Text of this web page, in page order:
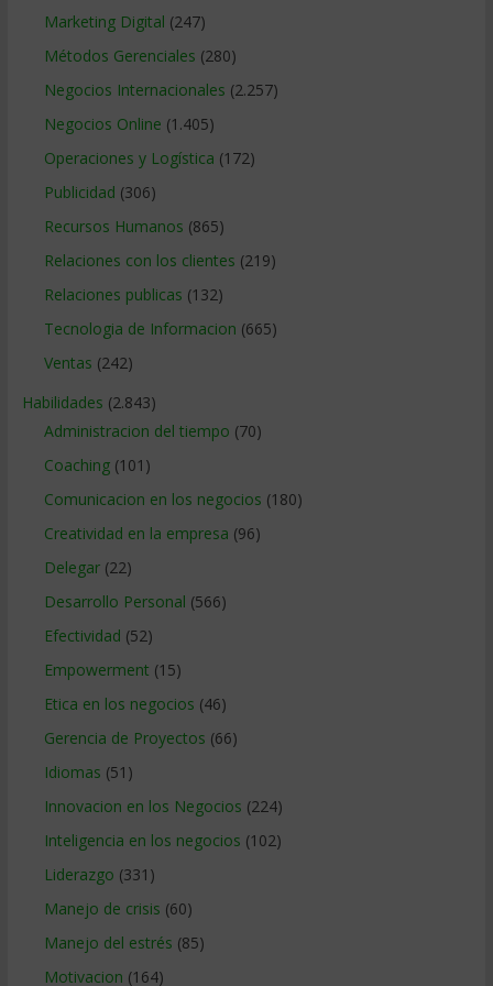
Marketing Digital (247)
Métodos Gerenciales (280)
Negocios Internacionales (2.257)
Negocios Online (1.405)
Operaciones y Logística (172)
Publicidad (306)
Recursos Humanos (865)
Relaciones con los clientes (219)
Relaciones publicas (132)
Tecnologia de Informacion (665)
Ventas (242)
Habilidades (2.843)
Administracion del tiempo (70)
Coaching(101)
Comunicacion en los negocios (180)
Creatividad en la empresa (96)
Delegar(22)
Desarrollo Personal (566)
Efectividad (52)
Empowerment (15)
Etica en los negocios (46)
Gerencia de Proyectos (66)
Idiomas (51)
Innovacion en los Negocios (224)
Inteligencia en los negocios (102)
Liderazgo (331)
Manejo de crisis (60)
Manejo del estrés (85)
Motivacion (164)